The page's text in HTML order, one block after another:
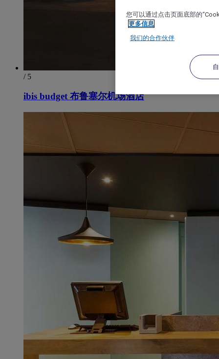
/ 5
ibis budget 布鲁塞尔机场酒店
您可以通过点击页面底部的
更多信息
我们的合作伙伴